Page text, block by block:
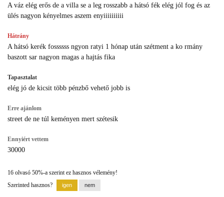
A váz elég erős de a villa se a leg rosszabb a hátsó fék elég jól fog és az
ülés nagyon kényelmes aszem enyiiiiiiiiii
Hátrány
A hátsó kerék fossssss ngyon ratyi 1 hónap után szétment a ko rmány
baszott sar nagyon magas a hajtás fika
Tapasztalat
elég jó de kicsit több pénzbő vehető jobb is
Erre ajánlom
street de ne túl keményen mert szétesik
Ennyiért vettem
30000
16 olvasó 50%-a szerint ez hasznos vélemény!
Szerinted hasznos?